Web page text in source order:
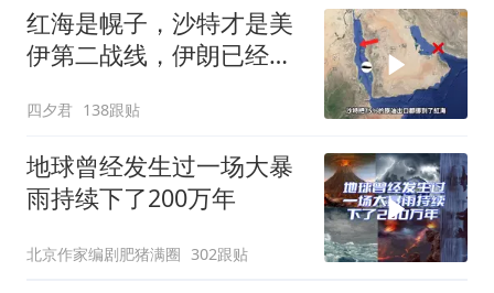
红海是幌子，沙特才是美
伊第二战线，伊朗已经输
四夕君 138跟贴
地球曾经发生过一场大暴
雨持续下了200万年
北京作家编剧肥猪满圈 302跟贴